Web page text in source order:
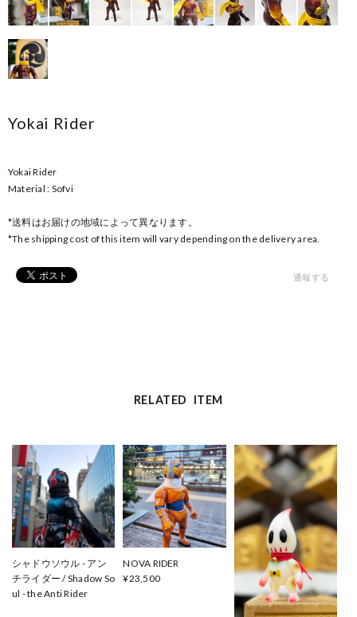
Yokai Rider
Yokai Rider
Material : Sofvi
*送料はお届けの地域によって異なります。
*The shipping cost of this item will vary depending on the delivery area.
通報する
RELATED ITEM
シャドウソウル - アン
チライダー / Shadow So
ul - the Anti Rider
NOVA RIDER
¥23,500